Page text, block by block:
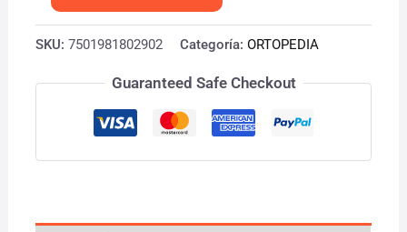
SKU:7501981802902 Categoría:ORTOPEDIA
Guaranteed Safe Checkout